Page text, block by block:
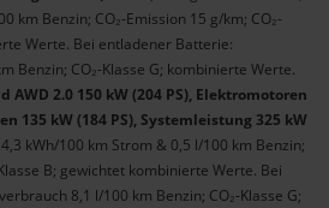
km Benzin; CO₂-Emission 15 g/km; CO₂-
Werte. Bei entladener Batterie:
Benzin; CO₂-Klasse G; kombinierte Werte.
AWD 2.0 150 kW (204 PS), Elektromotoren
135 kW (184 PS), Systemleistung 325 kW
kWh/100 km Strom & 0,5 l/100 km Benzin;
B; gewichtet kombinierte Werte. Bei
8,1 l/100 km Benzin; CO₂-Klasse G;